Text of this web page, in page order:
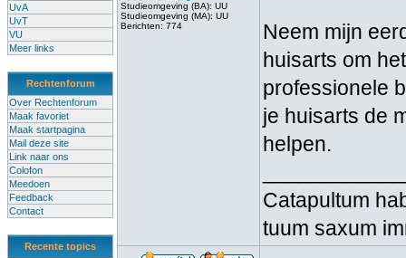
UvA
UvT
VU
Meer links
Rechtenforum
Over Rechtenforum
Maak favoriet
Maak startpagina
Mail deze site
Link naar ons
Colofon
Meedoen
Feedback
Contact
Recente topics
Studieomgeving (BA): UU
Studieomgeving (MA): UU
Berichten: 774
Neem mijn
huisarts om
professionele
je huisarts de
helpen.
Catapultum
tuum saxum